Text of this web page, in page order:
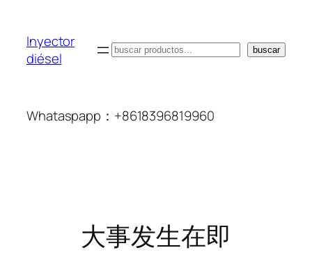
Inyector
diésel
搜
buscar
Whataspapp：+8618396819960
大事发生在即